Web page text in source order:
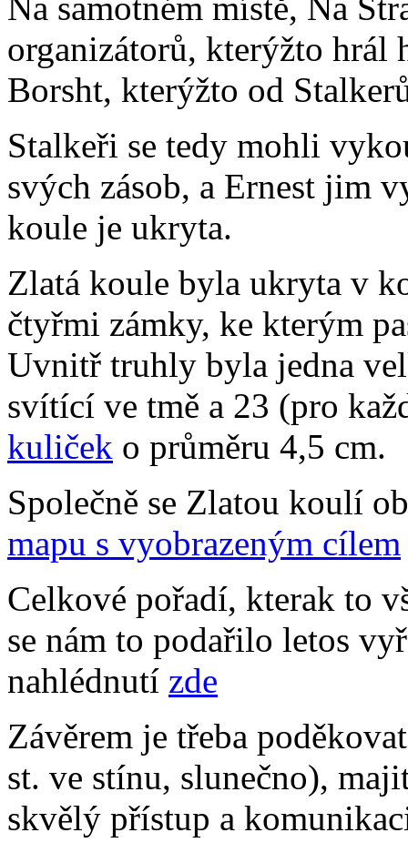
Na samotném místě, Na
organizátorů, kterýžto hrál
Borsht, kterýžto od
Stalkeři se tedy mohli
svých zásob, a Ernest jim
koule je ukryta.
Zlatá koule byla ukryta v
čtyřmi zámky, ke kterým
Uvnitř truhly byla jedna
svítící ve tmě a 23 (pro
kuliček o průměru 4,5 cm.
Společně se Zlatou koulí
mapu s vyobrazeným cílem
Celkové pořadí, kterak to
se nám to podařilo letos
nahlédnutí zde
Závěrem je třeba
st. ve stínu, slunečno),
skvělý přístup a